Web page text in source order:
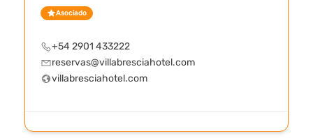
Asociado
+54 2901 433222
reservas@villabresciahotel.com
villabresciahotel.com